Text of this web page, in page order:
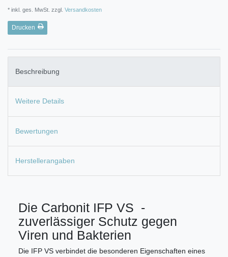
* inkl. ges. MwSt. zzgl. Versandkosten
Drucken
Beschreibung
Weitere Details
Bewertungen
Herstellerangaben
Die Carbonit IFP VS -
zuverlässiger Schutz gegen
Viren und Bakterien
Die IFP VS verbindet die besonderen Eigenschaften eines